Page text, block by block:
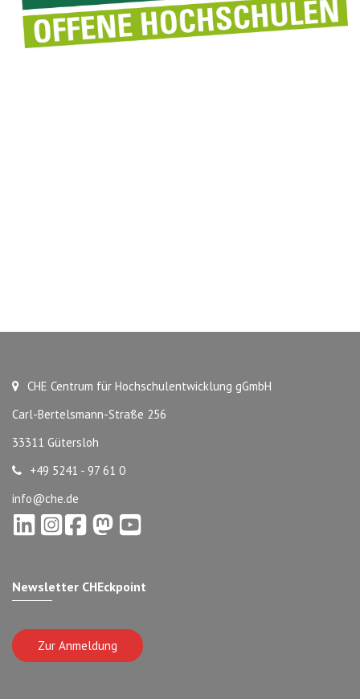
CHE Centrum für Hochschulentwicklung gGmbH
Carl-Bertelsmann-Straße 256
33311 Gütersloh
+49 5241 - 97 61 0
info@che.de
Newsletter CHEckpoint
Zur Anmeldung